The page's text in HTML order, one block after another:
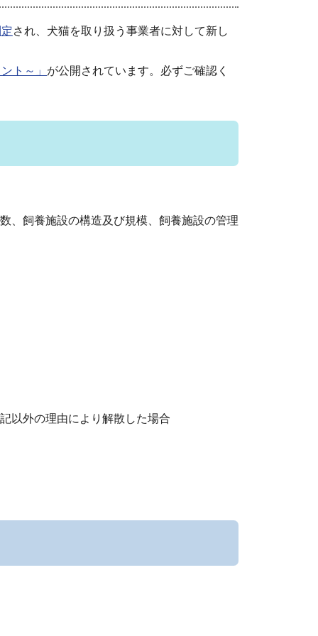
され、犬猫を取り扱う事業者に対して新し
ト～」 が公開されています。必ずご確認く
、飼養施設の構造及び規模、飼養施設の管理
以外の理由により解散した場合